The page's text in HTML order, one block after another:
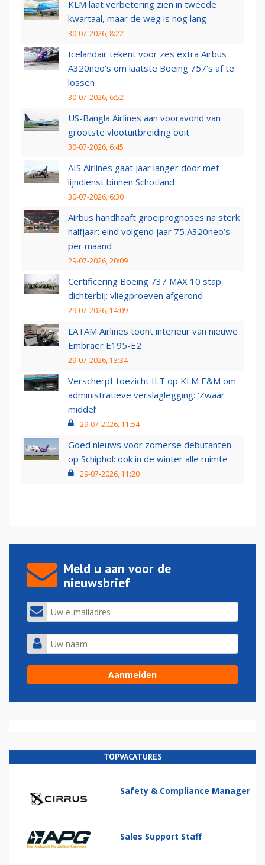
KLM laat verbetering zien in tweede
kwartaal, maar de weg is nog lang
30-07-2026, 8:22
Icelandair tekent voor zes extra Airbus
A320neo's om laatste Boeing 757's af te
lossen
30-07-2026, 6:52
US-Bangla Airlines aan vooravond van
grootste vlootuitbreiding ooit
30-07-2026, 6:45
AIS Airlines gaat jaar langer door met
lijndienst binnen Schotland
30-07-2026, 6:30
Airbus handhaaft groeiprognoses na sterk
halfjaar: eind volgend jaar 75 A320neo’s
per maand
29-07-2026, 20:09
Certificering Boeing 737 MAX 10 stap
dichterbij: vliegproeven afgerond
29-07-2026, 14:09
LATAM Airlines toont interieur van nieuwe
Embraer E195-E2
29-07-2026, 13:34
Verscherpt toezicht ILT op KLM E&M om
administratieve verslaglegging: ‘Zwaar
middel’
29-07-2026, 11:54
Goed nieuws voor zomerse debutanten
op Schiphol: ook in de winter alle ruimte
29-07-2026, 11:20
Meld u aan voor de
nieuwsbrief
TOPVACATURES
Safety & Compliance Manager
Sales Support Staff